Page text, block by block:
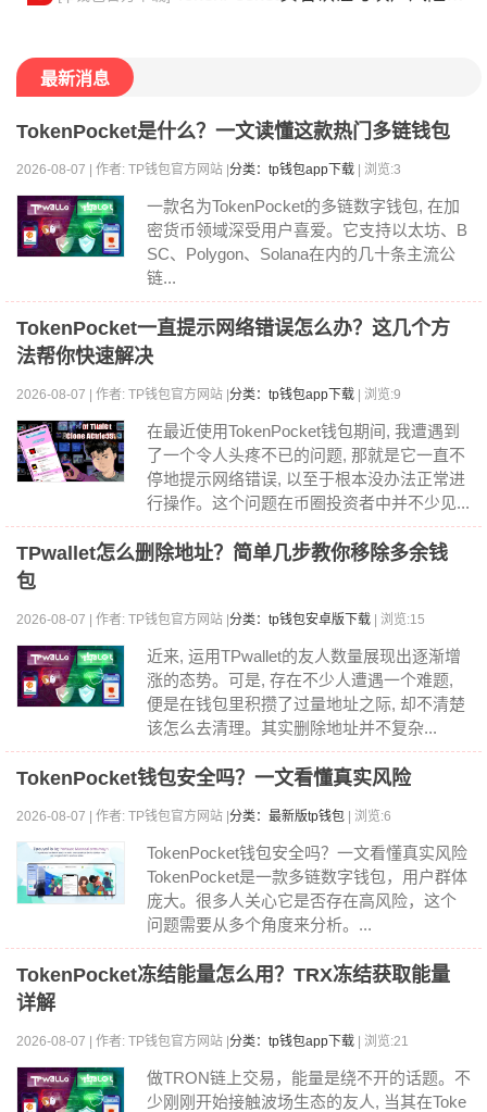
最新消息
TokenPocket是什么？一文读懂这款热门多链钱包
2026-08-07 | 作者: TP钱包官方网站 | 分类：tp钱包app下载 | 浏览:3
一款名为TokenPocket的多链数字钱包, 在加
密货币领域深受用户喜爱。它支持以太坊、B
SC、Polygon、Solana在内的几十条主流公
链...
TokenPocket一直提示网络错误怎么办？这几个方
法帮你快速解决
2026-08-07 | 作者: TP钱包官方网站 | 分类：tp钱包app下载 | 浏览:9
在最近使用TokenPocket钱包期间, 我遭遇到
了一个令人头疼不已的问题, 那就是它一直不
停地提示网络错误, 以至于根本没办法正常进
行操作。这个问题在币圈投资者中并不少见...
TPwallet怎么删除地址？简单几步教你移除多余钱
包
2026-08-07 | 作者: TP钱包官方网站 | 分类：tp钱包安卓版下载 | 浏览:15
近来, 运用TPwallet的友人数量展现出逐渐增
涨的态势。可是, 存在不少人遭遇一个难题,
便是在钱包里积攒了过量地址之际, 却不清楚
该怎么去清理。其实删除地址并不复杂...
TokenPocket钱包安全吗？一文看懂真实风险
2026-08-07 | 作者: TP钱包官方网站 | 分类：最新版tp钱包 | 浏览:6
TokenPocket钱包安全吗？一文看懂真实风险
TokenPocket是一款多链数字钱包，用户群体
庞大。很多人关心它是否存在高风险，这个
问题需要从多个角度来分析。...
TokenPocket冻结能量怎么用？TRX冻结获取能量
详解
2026-08-07 | 作者: TP钱包官方网站 | 分类：tp钱包app下载 | 浏览:21
做TRON链上交易，能量是绕不开的话题。不
少刚刚开始接触波场生态的友人, 当其在Toke